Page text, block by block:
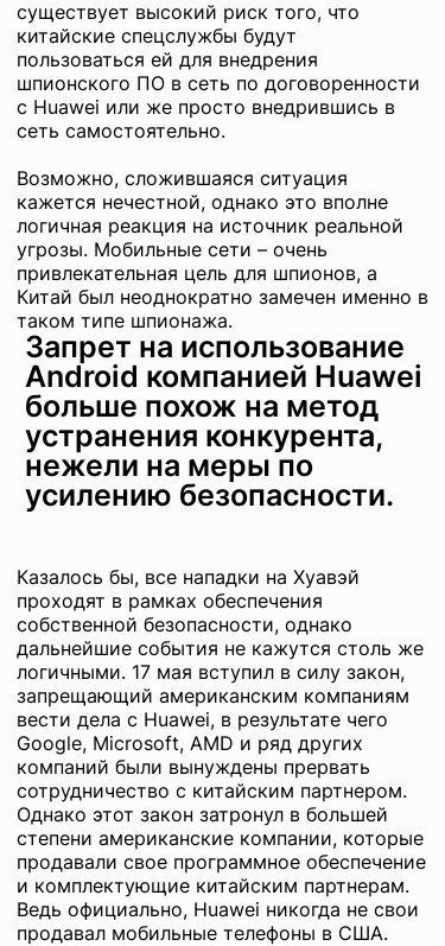
существует высокий риск того, что
китайские спецслужбы будут
пользоваться ей для внедрения
шпионского ПО в сеть по договоренности
с Huawei или же просто внедрившись в
сеть самостоятельно.
Возможно, сложившаяся ситуация
кажется нечестной, однако это вполне
логичная реакция на источник реальной
угрозы. Мобильные сети – очень
привлекательная цель для шпионов, а
Китай был неоднократно замечен именно в
таком типе шпионажа.
Запрет на использование
Android компанией Huawei
больше похож на метод
устранения конкурента,
нежели на меры по
усилению безопасности.
Казалось бы, все нападки на Хуавэй
проходят в рамках обеспечения
собственной безопасности, однако
дальнейшие события не кажутся столь же
логичными. 17 мая вступил в силу закон,
запрещающий американским компаниям
вести дела с Huawei, в результате чего
Google, Microsoft, AMD и ряд других
компаний были вынуждены прервать
сотрудничество с китайским партнером.
Однако этот закон затронул в большей
степени американские компании, которые
продавали свое программное обеспечение
и комплектующие китайским партнерам.
Ведь официально, Huawei никогда не свои
продавал мобильные телефоны в США.